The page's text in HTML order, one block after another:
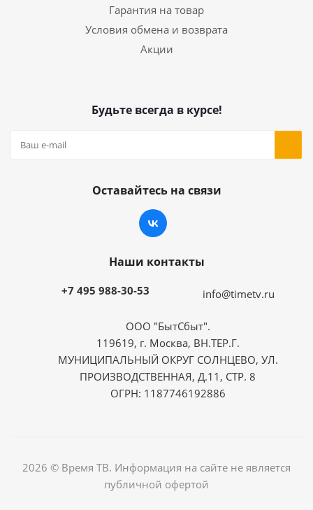
Гарантия на товар
Условия обмена и возврата
Акции
Будьте всегда в курсе!
Оставайтесь на связи
Наши контакты
+7 495 988-30-53 info@timetv.ru
ООО "БытСбыт".
119619, г. Москва, ВН.ТЕР.Г.
МУНИЦИПАЛЬНЫЙ ОКРУГ СОЛНЦЕВО, УЛ.
ПРОИЗВОДСТВЕННАЯ, Д.11, СТР. 8
ОГРН: 1187746192886
2026 © Время ТВ. Информация на сайте не является
публичной офертой